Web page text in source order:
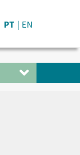
PT EN